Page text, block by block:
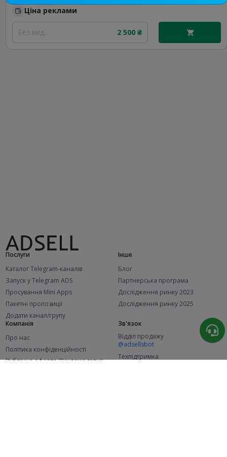
Ціна реклами
Без вид.. 2 500 ₴
Послуги
Каталог Telegram-каналів
Запуск у Telegram ADS
Просування Mini Apps
Пакетні пропозиції
Додати канал/групу
Інше
Блог
Партнерська програма
Дослідження ринку 2023
Дослідження ринку 2025
Компанія
Про нас
Політика конфіденційності
Публічна оферта (Рекламодавці)
Зв'язок
Відділ продажу
@adsellsbot
Техпідтримка